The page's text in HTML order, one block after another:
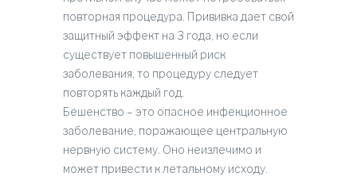
повторная процедура. Прививка дает свой
защитный эффект на 3 года, но если
существует повышенный риск
заболевания, то процедуру следует
повторять каждый год.
Бешенство – это опасное инфекционное
заболевание, поражающее центральную
нервную систему. Оно неизлечимо и
может привести к летальному исходу.